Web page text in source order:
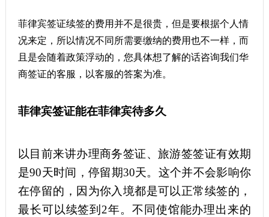
菲律宾签证续签的费用并不是很贵，但是要根据个人情
况来定，所以情况不同所需要缴纳的费用也不一样，而
且是会随着政策浮动的，您具体想了解的话咨询我们华
商签证的客服，以客服的答案为准。
菲律宾签证能在菲律宾待多久
以目前来讲办理商务签证、旅游签签证有效期
是90天时间，停留期30天。这个并不会影响你
在停留的，因为你入境都是可以正常续签的，
最长可以续签到2年。不同使馆能办理出来的